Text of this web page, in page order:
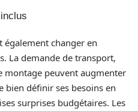
également changer en
La demande de transport,
montage peuvent augmenter
bien définir ses besoins en
surprises budgétaires. Les